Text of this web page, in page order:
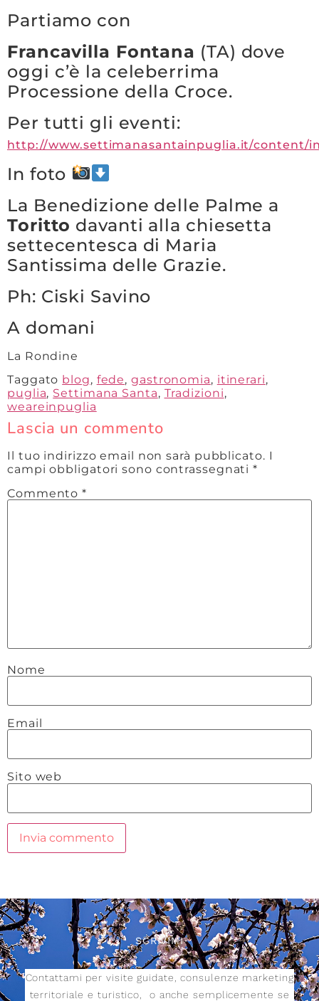
Partiamo con
Francavilla Fontana (TA) dove
oggi c’è la celeberrima
Processione della Croce.
Per tutti gli eventi:
http://www.settimanasantainpuglia.it/content/
In foto
La Benedizione delle Palme a
Toritto davanti alla chiesetta
settecentesca di Maria
Santissima delle Grazie.
Ph: Ciski Savino
A domani
La Rondine
Taggato blog, fede,gastronomia, itinerari,
puglia, Settimana Santa, Tradizioni,
weareinpuglia
Lascia un commento
Il tuo indirizzo email non sarà pubblicato. I
campi obbligatori sono contrassegnati*
Commento*
Nome
Email
Sito web
SCRIVIMI
Contattami per visite guidate, consulenze marketing
territoriale e turistico, o anche semplicemente se